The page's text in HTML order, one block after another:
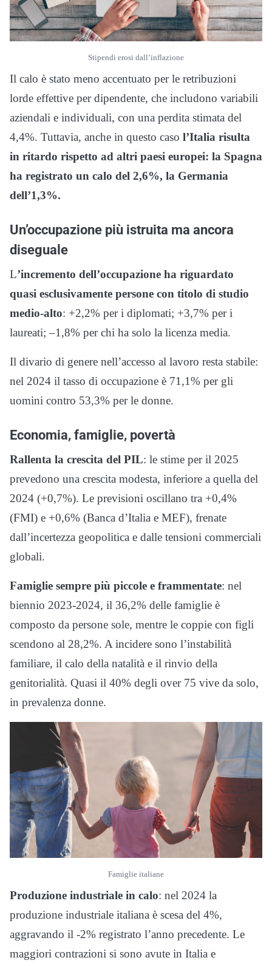
Stipendi erosi dall’inflazione
Il calo è stato meno accentuato per le retribuzioni
lorde effettive per dipendente, che includono variabili
aziendali e individuali, con una perdita stimata del
4,4%. Tuttavia, anche in questo caso l’Italia risulta
in ritardo rispetto ad altri paesi europei: la Spagna
ha registrato un calo del 2,6%, la Germania
dell’1,3%.
Un’occupazione più istruita ma ancora
diseguale
L’incremento dell’occupazione ha riguardato
quasi esclusivamente persone con titolo di studio
medio-alto: +2,2% per i diplomati; +3,7% per i
laureati; –1,8% per chi ha solo la licenza media.
Il divario di genere nell’accesso al lavoro resta stabile:
nel 2024 il tasso di occupazione è 71,1% per gli
uomini contro 53,3% per le donne.
Economia, famiglie, povertà
Rallenta la crescita del PIL: le stime per il 2025
prevedono una crescita modesta, inferiore a quella del
2024 (+0,7%). Le previsioni oscillano tra +0,4%
(FMI) e +0,6% (Banca d’Italia e MEF), frenate
dall’incertezza geopolitica e dalle tensioni commerciali
globali.
Famiglie sempre più piccole e frammentate: nel
biennio 2023-2024, il 36,2% delle famiglie è
composto da persone sole, mentre le coppie con figli
scendono al 28,2%. A incidere sono l’instabilità
familiare, il calo della natalità e il rinvio della
genitorialità. Quasi il 40% degli over 75 vive da solo,
in prevalenza donne.
Famiglie italiane
Produzione industriale in calo: nel 2024 la
produzione industriale italiana è scesa del 4%,
aggravando il -2% registrato l’anno precedente. Le
maggiori contrazioni si sono avute in Italia e